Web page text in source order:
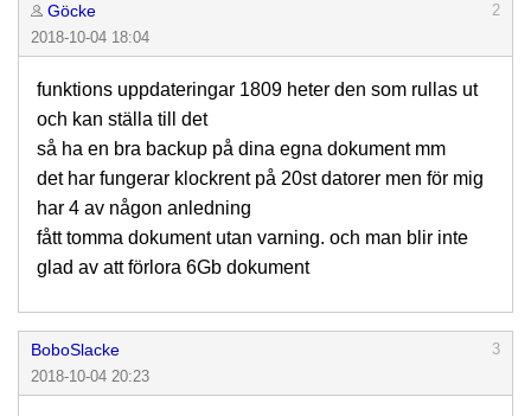
Göcke
2
2018-10-04 18:04
funktions uppdateringar 1809 heter den som rullas ut
och kan ställa till det
så ha en bra backup på dina egna dokument mm
det har fungerar klockrent på 20st datorer men för mig
har 4 av någon anledning
fått tomma dokument utan varning. och man blir inte
glad av att förlora 6Gb dokument
BoboSlacke
3
2018-10-04 20:23